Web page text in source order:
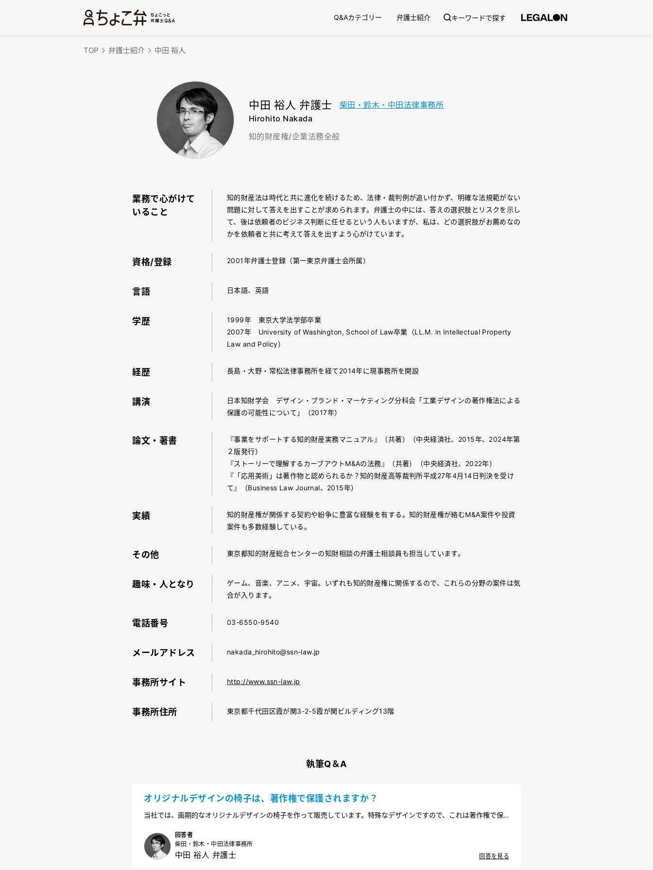
Q&Aカテゴリー 弁護士紹介 キーワードで探す
TOP 弁護士紹介 中田 裕人
中田 裕人 弁護士
柴田・鈴木・中田法律事務所
Hirohito Nakada
知的財産権/企業法務全般
業務で心がけて
いること
知的財産法は時代と共に進化を続けるため、法律・裁判例が追い付かず、明確な法規範がない
問題に対して答えを出すことが求められます。弁護士の中には、答えの選択肢とリスクを示し
て、後は依頼者のビジネス判断に任せるという人もいますが、私は、どの選択肢がお薦めなの
かを依頼者と共に考えて答えを出すよう心がけています。
資格/登録 2001年弁護士登録（第一東京弁護士会所属）
言語 日本語、英語
学歴
1999年 東京大学法学部卒業
2007年 University of Washington, School of Law卒業（LL.M. in Intellectual Property
Law and Policy）
経歴 長島・大野・常松法律事務所を経て2014年に現事務所を開設
講演
日本知財学会 デザイン・ブランド・マーケティング分科会「工業デザインの著作権法による
保護の可能性について」（2017年）
論文・著書
『事業をサポートする知的財産実務マニュアル』（共著）（中央経済社、2015年、2024年第
２版発行）
『ストーリーで理解するカーブアウトM&Aの法務』（共著）（中央経済社、2022年）
『「応用美術」は著作物と認められるか？知的財産高等裁判所平成27年4月14日判決を受け
て』（Business Law Journal、2015年）
実績
知的財産権が関係する契約や紛争に豊富な経験を有する。知的財産権が絡むM&A案件や投資
案件も多数経験している。
その他 東京都知的財産総合センターの知財相談の弁護士相談員も担当しています。
趣味・人となり
ゲーム、音楽、アニメ、宇宙。いずれも知的財産権に関係するので、これらの分野の案件は気
合が入ります。
電話番号 03-6550-9540
メールアドレス nakada_hirohito@ssn-law.jp
事務所サイト http://www.ssn-law.jp
事務所住所 東京都千代田区霞が関3-2-5霞が関ビルディング13階
執筆Q＆A
オリジナルデザインの椅子は、著作権で保護されますか？
当社では、画期的なオリジナルデザインの椅子を作って販売しています。特殊なデザインですので、これは著作権で保
回答者
柴田・鈴木・中田法律事務所
中田 裕人 弁護士 回答を見る